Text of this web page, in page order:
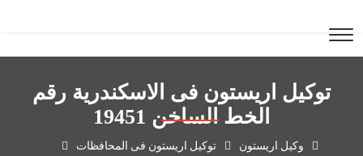
توكيل اريستون فى الاسكندرية رقم
الخط الساخن 19451
وكيل اريستون توكيل اريستون فى المحافظات